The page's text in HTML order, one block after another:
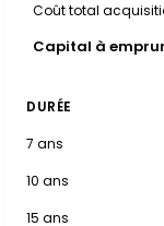
Coût total
Capital à
DURÉE
7 ans
10 ans
15 ans